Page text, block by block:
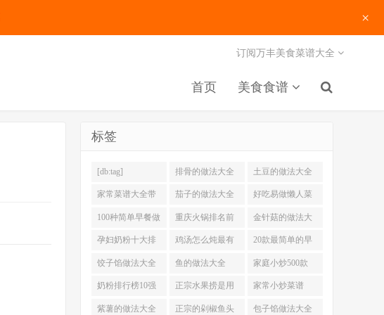
首页 美食食谱
订阅万丰美食菜谱大全
标签
[db:tag] 排骨的做法大全 土豆的做法大全
家常菜谱大全带
图片
茄子的做法大全 好吃易做懒人菜
200例
100种简单早餐做
法大全
重庆火锅排名前
十强
金针菇的做法大
全
孕妇奶粉十大排
名
鸡汤怎么炖最有
营养
20款最简单的早
餐做法
饺子馅做法大全 鱼的做法大全 家庭小炒500款
奶粉排行榜10强 正宗水果捞是用
什么奶
家常小炒菜谱
1000大全
紫薯的做法大全 正宗的剁椒鱼头 包子馅做法大全
×